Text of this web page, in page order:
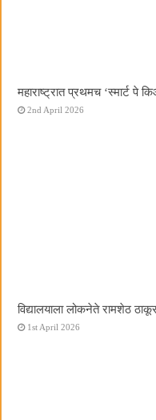
महाराष्ट्रात प्रथमच ‌‘स्मार्ट पे
2nd April 2026
विद्यालयाला लोकनेते रामशेठ
1st April 2026